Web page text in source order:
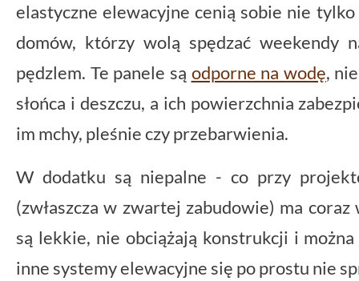
elastyczne elewacyjne cenią sobie nie
domów, którzy wolą spędzać weekendy
pędzlem. Te panele są odporne na wodę,
słońca i deszczu, a ich powierzchnia
im mchy, pleśnie czy przebarwienia.
W dodatku są niepalne - co przy
(zwłaszcza w zwartej zabudowie) ma
są lekkie, nie obciążają konstrukcji i
inne systemy elewacyjne się po prostu nie